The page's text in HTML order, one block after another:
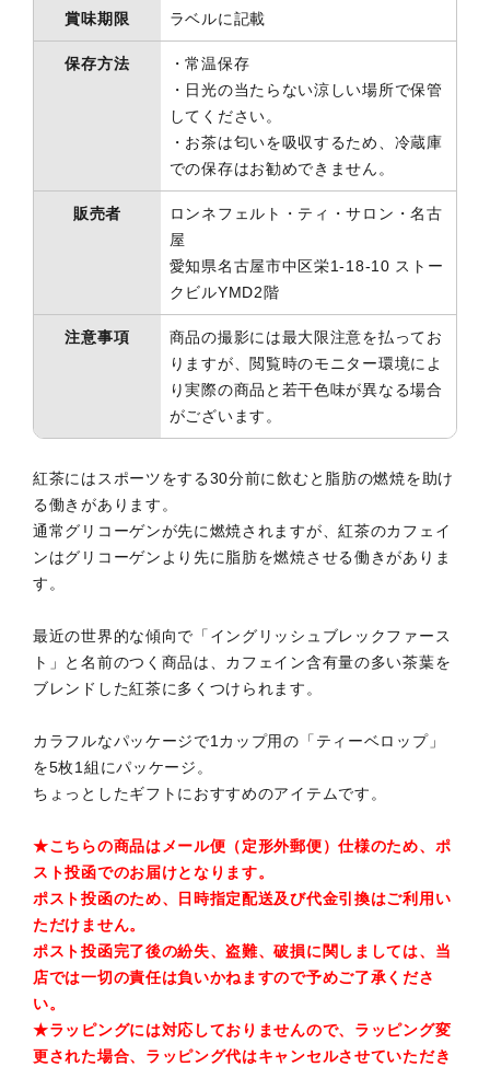
賞味期限 ラベルに記載
保存方法
・常温保存
・日光の当たらない涼しい場所で保管
してください。
・お茶は匂いを吸収するため、冷蔵庫
での保存はお勧めできません。
販売者
ロンネフェルト・ティ・サロン・名古
屋
愛知県名古屋市中区栄1-18-10 ストー
クビルYMD2階
注意事項
商品の撮影には最大限注意を払ってお
りますが、閲覧時のモニター環境によ
り実際の商品と若干色味が異なる場合
がございます。
紅茶にはスポーツをする30分前に飲むと脂肪の燃焼を助け
る働きがあります。
通常グリコーゲンが先に燃焼されますが、紅茶のカフェイ
ンはグリコーゲンより先に脂肪を燃焼させる働きがありま
す。
最近の世界的な傾向で「イングリッシュブレックファース
ト」と名前のつく商品は、カフェイン含有量の多い茶葉を
ブレンドした紅茶に多くつけられます。
カラフルなパッケージで1カップ用の「ティーベロップ」
を5枚1組にパッケージ。
ちょっとしたギフトにおすすめのアイテムです。
★こちらの商品はメール便（定形外郵便）仕様のため、ポ
スト投函でのお届けとなります。
ポスト投函のため、日時指定配送及び代金引換はご利用い
ただけません。
ポスト投函完了後の紛失、盗難、破損に関しましては、当
店では一切の責任は負いかねますので予めご了承くださ
い。
★ラッピングには対応しておりませんので、ラッピング変
更された場合、ラッピング代はキャンセルさせていただき